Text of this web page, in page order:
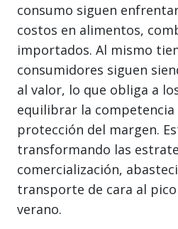
consumo siguen
costos en alimentos,
importados. Al mismo
consumidores siguen
al valor, lo que obliga a
equilibrar la competencia
protección del margen.
transformando las
comercialización,
transporte de cara al
verano.